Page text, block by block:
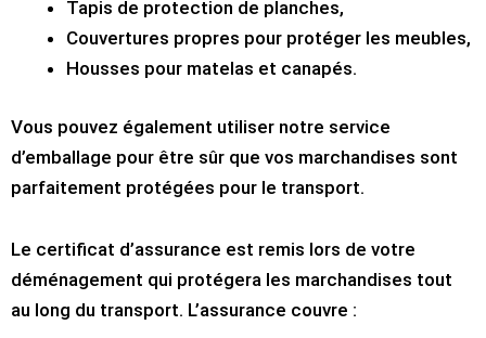
Tapis de protection de planches,
Couvertures propres pour protéger les meubles,
Housses pour matelas et canapés.
Vous pouvez également utiliser notre service
d’emballage pour être sûr que vos marchandises sont
parfaitement protégées pour le transport.
Le certificat d’assurance est remis lors de votre
déménagement qui protégera les marchandises tout
au long du transport. L’assurance couvre :